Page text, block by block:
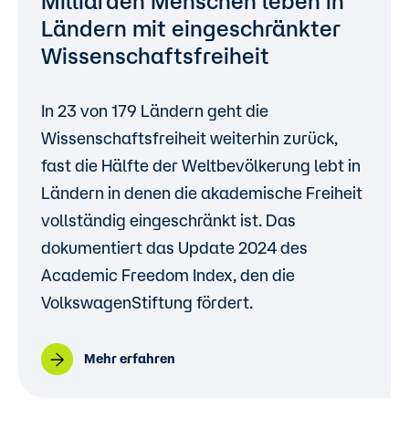
Ländern mit eingeschränkter
Wissenschaftsfreiheit
In 23 von 179 Ländern geht die
Wissenschaftsfreiheit weiterhin zurück,
fast die Hälfte der Weltbevölkerung lebt in
Ländern in denen die akademische Freiheit
vollständig eingeschränkt ist. Das
dokumentiert das Update 2024 des
Academic Freedom Index, den die
VolkswagenStiftung fördert.
Mehr erfahren